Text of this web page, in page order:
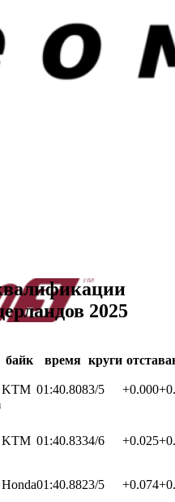
2025
байк время круги
KTM 01:40.8083/5 +0.000
KTM 01:40.8334/6 +0.025
Honda01:40.8823/5 +0.074